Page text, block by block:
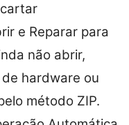
e Reparar para
não abrir,
hardware ou
método ZIP.